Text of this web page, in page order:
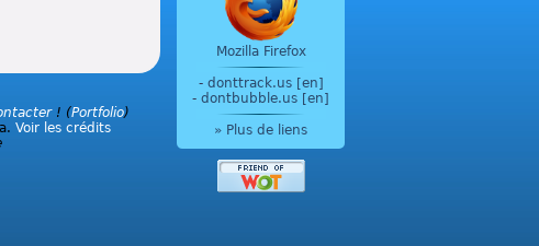
! (Portfolio)
Voir les crédits
Mozilla Firefox
- donttrack.us [en]
- dontbubble.us [en]
» Plus de liens